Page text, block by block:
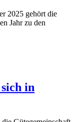
2025 gehört die
Jahr zu den
in